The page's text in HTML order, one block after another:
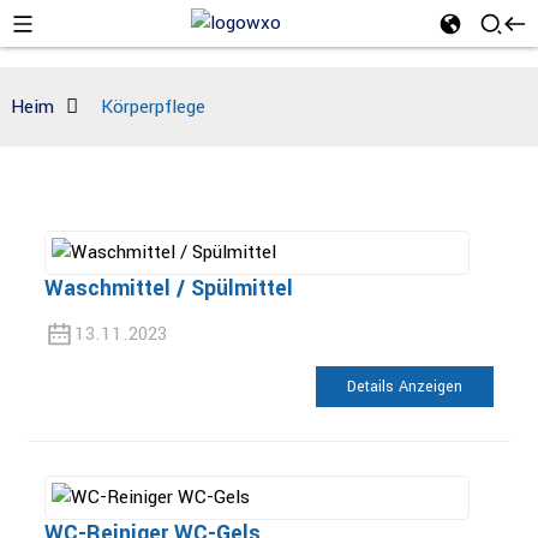
Heim Körperpflege
Waschmittel / Spülmittel
13.11.2023
Details Anzeigen